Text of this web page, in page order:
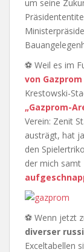
um seine
⚽ Weil es im
von
Krestowski-
„Gazprom-
Verein: Zenit
austrägt, hat
den
der mich
⚽ Wenn jetzt
diverser
Exceltabellen